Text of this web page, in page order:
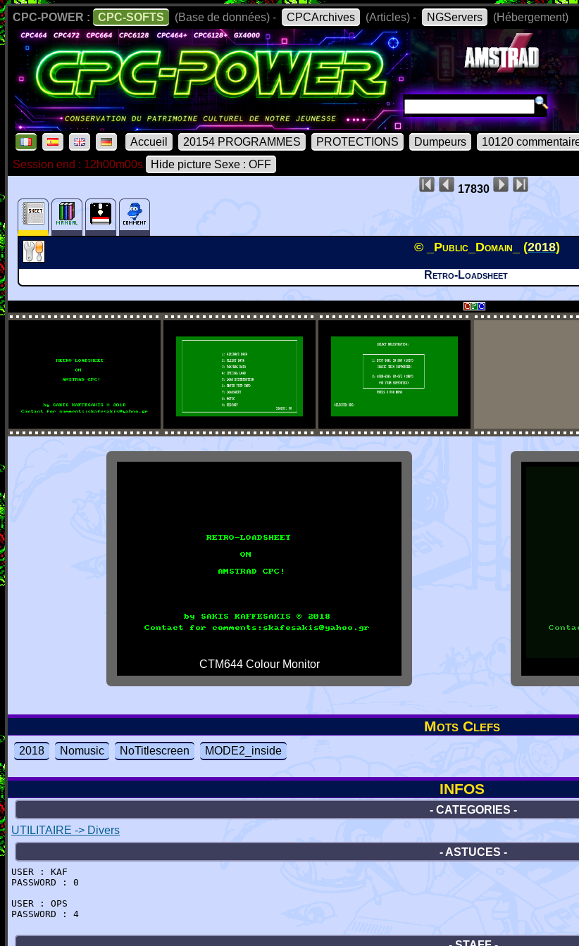
CPC-POWER : CPC-SOFTS (Base de données) - CPCArchives (Articles) - NGServers (Hébergement)
Accueil 20154 PROGRAMMES PROTECTIONS Dumpeurs 10120
Session end : 12h00m00s
Hide picture Sexe : OFF
17830
© _Public_Domain_ (2018)
Retro-Loadsheet
CTM644 Colour Monitor
Mots Clefs
2018 Nomusic NoTitlescreen MODE2_inside
INFOS
- CATEGORIES -
UTILITAIRE -> Divers
- ASTUCES -
USER : KAF
PASSWORD : 0
USER : OPS
PASSWORD : 4